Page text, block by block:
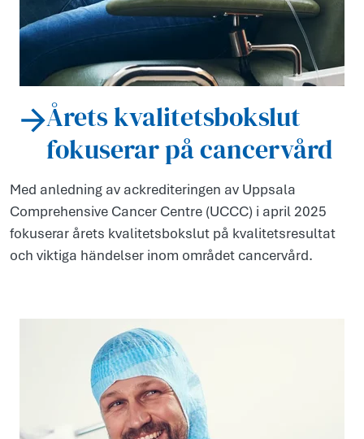
Årets kvalitetsbokslut
fokuserar på cancervård
Med anledning av ackrediteringen av Uppsala
Comprehensive Cancer Centre (UCCC) i april 2025
fokuserar årets kvalitetsbokslut på kvalitetsresultat
och viktiga händelser inom området cancervård.